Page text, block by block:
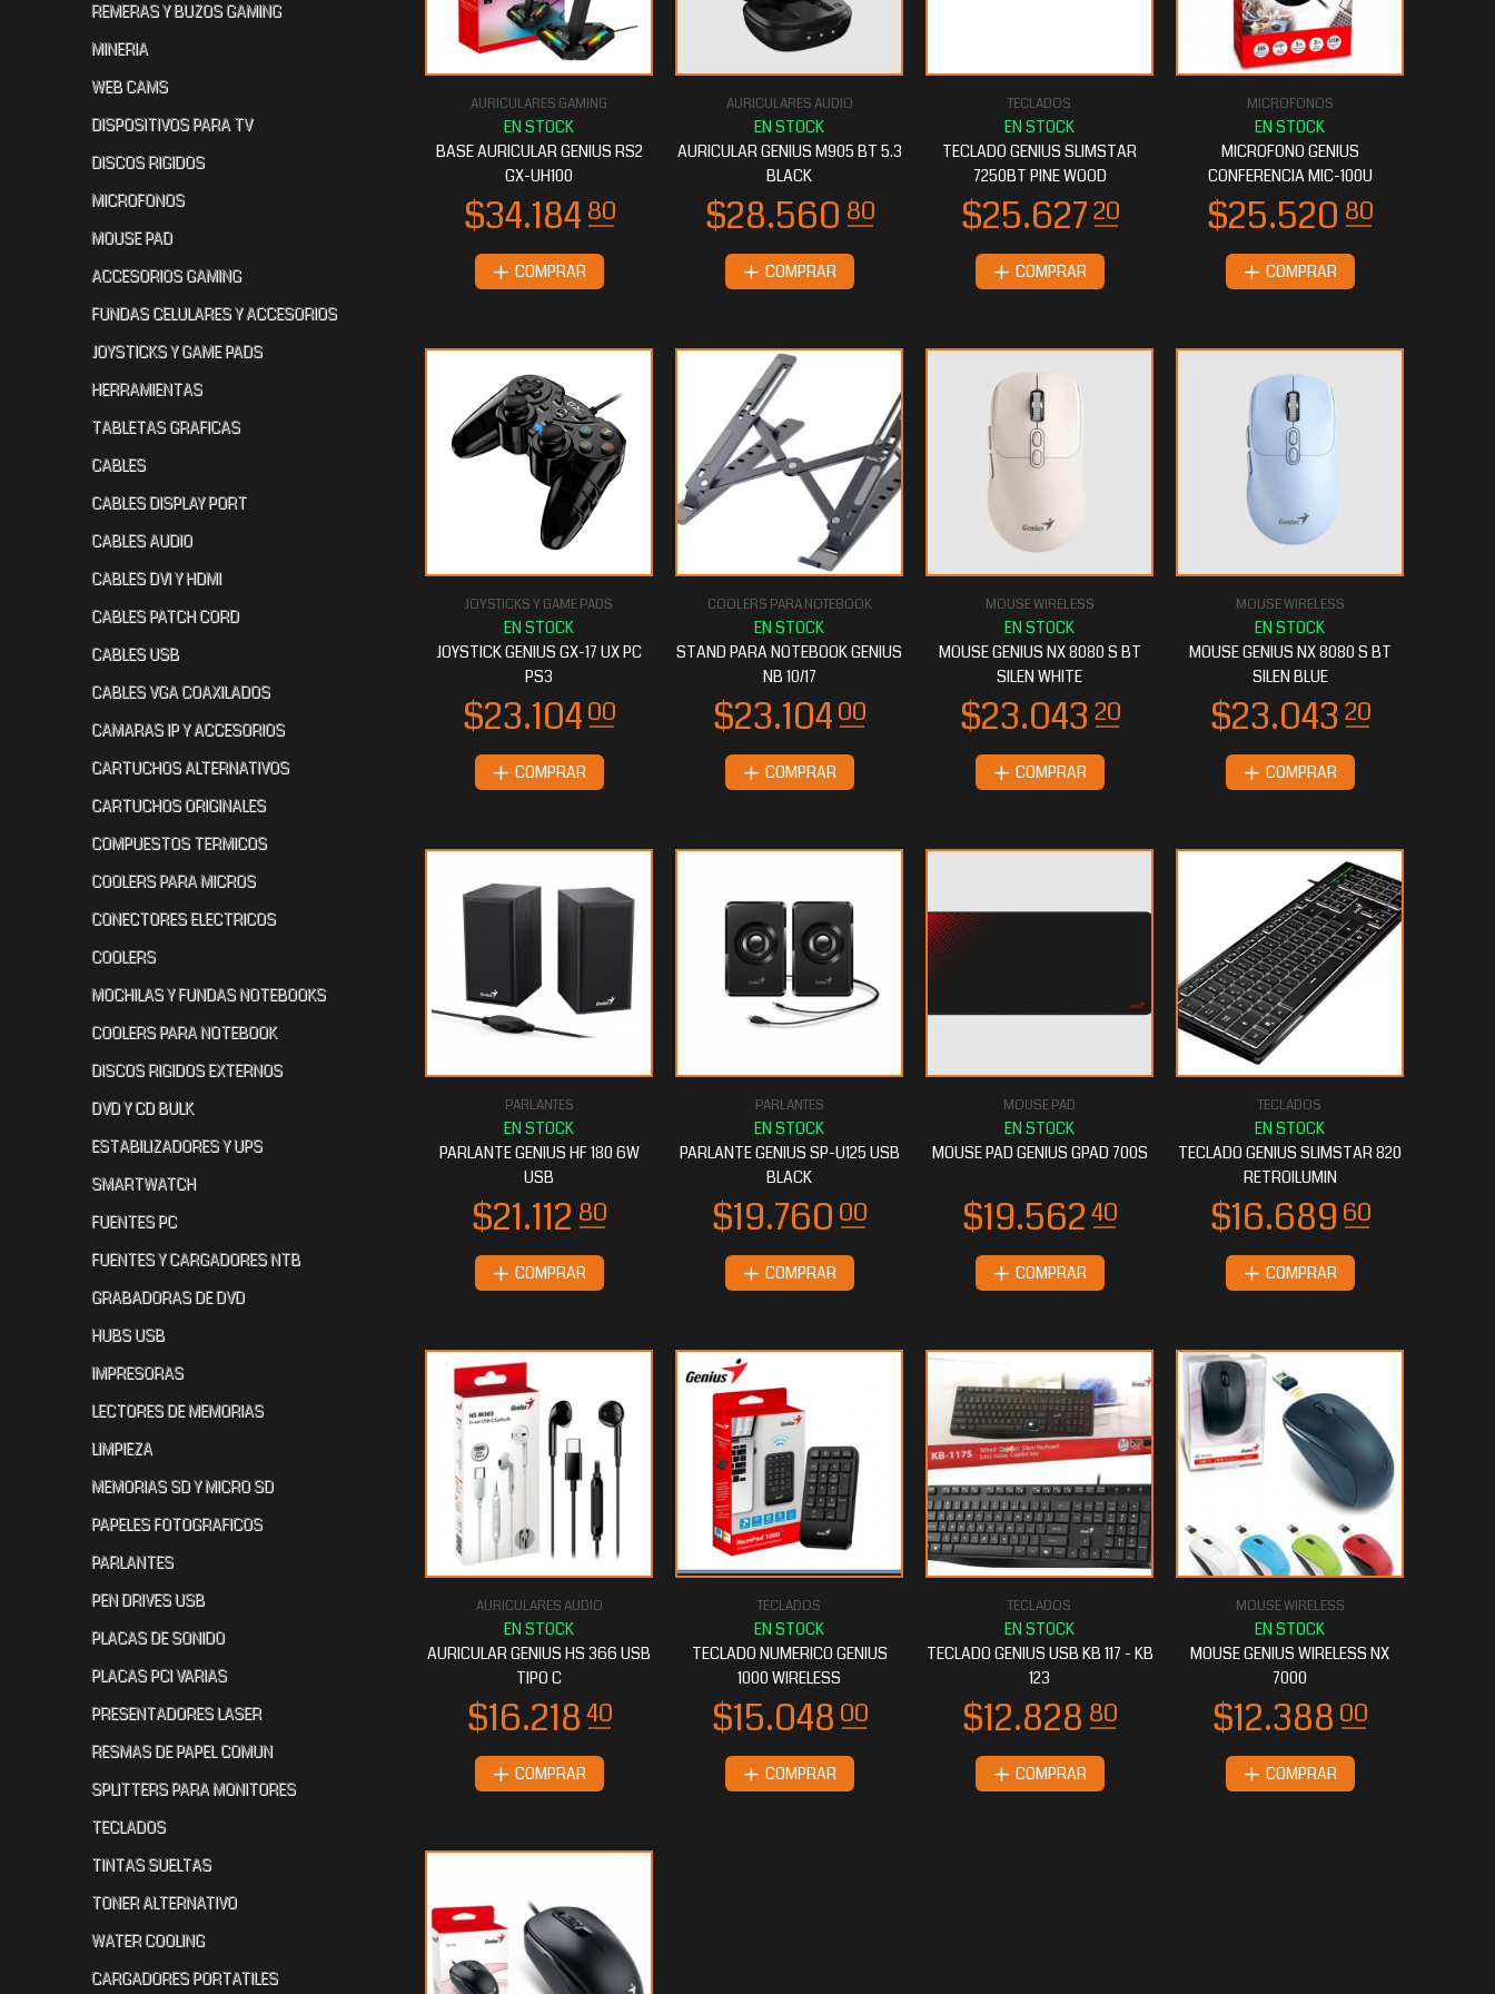
REMERAS Y BUZOS GAMING
MINERIA
WEB CAMS
DISPOSITIVOS PARA TV
DISCOS RIGIDOS
MICROFONOS
MOUSE PAD
ACCESORIOS GAMING
FUNDAS CELULARES Y ACCESORIOS
JOYSTICKS Y GAME PADS
HERRAMIENTAS
TABLETAS GRAFICAS
CABLES
CABLES DISPLAY PORT
CABLES AUDIO
CABLES DVI Y HDMI
CABLES PATCH CORD
CABLES USB
CABLES VGA COAXILADOS
CAMARAS IP Y ACCESORIOS
CARTUCHOS ALTERNATIVOS
CARTUCHOS ORIGINALES
COMPUESTOS TERMICOS
COOLERS PARA MICROS
CONECTORES ELECTRICOS
COOLERS
MOCHILAS Y FUNDAS NOTEBOOKS
COOLERS PARA NOTEBOOK
DISCOS RIGIDOS EXTERNOS
DVD Y CD BULK
ESTABILIZADORES Y UPS
SMARTWATCH
FUENTES PC
FUENTES Y CARGADORES NTB
GRABADORAS DE DVD
HUBS USB
IMPRESORAS
LECTORES DE MEMORIAS
LIMPIEZA
MEMORIAS SD Y MICRO SD
PAPELES FOTOGRAFICOS
PARLANTES
PEN DRIVES USB
PLACAS DE SONIDO
PLACAS PCI VARIAS
PRESENTADORES LASER
RESMAS DE PAPEL COMUN
SPLITTERS PARA MONITORES
TECLADOS
TINTAS SUELTAS
TONER ALTERNATIVO
WATER COOLING
CARGADORES PORTATILES
AURICULARES GAMING
BASE AURICULAR GENIUS RS2
GX-UH100
COMPRAR
AURICULARES AUDIO
AURICULAR GENIUS M905 BT 5.3
BLACK
COMPRAR
TECLADOS
TECLADO GENIUS SLIMSTAR
7250BT PINE WOOD
COMPRAR
MICROFONOS
MICROFONO GENIUS
CONFERENCIA MIC-100U
COMPRAR
JOYSTICKS Y GAME PADS
JOYSTICK GENIUS GX-17 UX PC
PS3
COMPRAR
COOLERS PARA NOTEBOOK
STAND PARA NOTEBOOK GENIUS
NB 10/17
COMPRAR
MOUSE WIRELESS
MOUSE GENIUS NX 8080 S BT
SILEN WHITE
COMPRAR
MOUSE WIRELESS
MOUSE GENIUS NX 8080 S BT
SILEN BLUE
COMPRAR
PARLANTES
PARLANTE GENIUS HF 180 6W
USB
COMPRAR
PARLANTES
PARLANTE GENIUS SP-U125 USB
BLACK
COMPRAR
MOUSE PAD
MOUSE PAD GENIUS GPAD 700S
COMPRAR
TECLADOS
TECLADO GENIUS SLIMSTAR 820
RETROILUMIN
COMPRAR
AURICULARES AUDIO
AURICULAR GENIUS HS 366 USB
TIPO C
$16.218
COMPRAR
TECLADOS
TECLADO NUMERICO GENIUS
1000 WIRELESS
COMPRAR
TECLADOS
TECLADO GENIUS USB KB 117 - KB
123
$12.828 80
COMPRAR
MOUSE WIRELESS
MOUSE GENIUS WIRELESS NX
7000
$12.388
COMPRAR
$6.566